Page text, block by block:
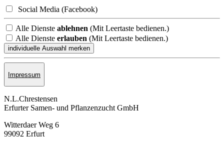
Social Media (Facebook)
Alle Dienste ablehnen (Mit Leertaste bedienen.)
Alle Dienste erlauben (Mit Leertaste bedienen.)
Impressum
N.L.Chrestensen
Erfurter Samen- und Pflanzen­zucht GmbH
Witterdaer Weg 6
99092 Erfurt